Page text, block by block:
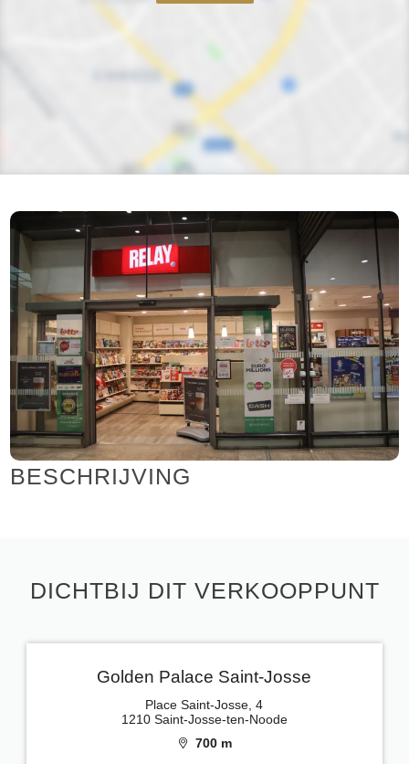
BESCHRIJVING
DICHTBIJ DIT VERKOOPPUNT
Golden Palace Saint-Josse
Place Saint-Josse, 4
1210 Saint-Josse-ten-Noode
700 m